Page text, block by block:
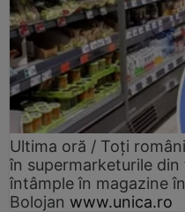
Ultima oră / Toți
în supermarketurile
întâmple în magazine
Bolojan www.unica.ro